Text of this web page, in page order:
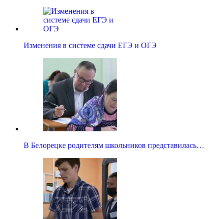
Изменения в системе сдачи ЕГЭ и ОГЭ
В Белорецке родителям школьников представилась…